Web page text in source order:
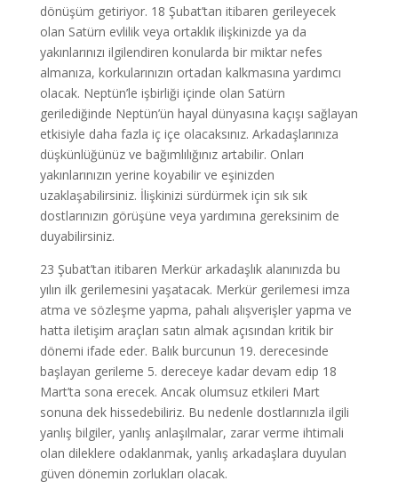
dönüşüm getiriyor. 18 Şubat’tan itibaren gerileyecek
olan Satürn evlilik veya ortaklık ilişkinizde ya da
yakınlarınızı ilgilendiren konularda bir miktar nefes
almanıza, korkularınızın ortadan kalkmasına yardımcı
olacak. Neptün’le işbirliği içinde olan Satürn
gerilediğinde Neptün’ün hayal dünyasına kaçışı sağlayan
etkisiyle daha fazla iç içe olacaksınız. Arkadaşlarınıza
düşkünlüğünüz ve bağımlılığınız artabilir. Onları
yakınlarınızın yerine koyabilir ve eşinizden
uzaklaşabilirsiniz. İlişkinizi sürdürmek için sık sık
dostlarınızın görüşüne veya yardımına gereksinim de
duyabilirsiniz.
23 Şubat’tan itibaren Merkür arkadaşlık alanınızda bu
yılın ilk gerilemesini yaşatacak. Merkür gerilemesi imza
atma ve sözleşme yapma, pahalı alışverişler yapma ve
hatta iletişim araçları satın almak açısından kritik bir
dönemi ifade eder. Balık burcunun 19. derecesinde
başlayan gerileme 5. dereceye kadar devam edip 18
Mart’ta sona erecek. Ancak olumsuz etkileri Mart
sonuna dek hissedebiliriz. Bu nedenle dostlarınızla ilgili
yanlış bilgiler, yanlış anlaşılmalar, zarar verme ihtimali
olan dileklere odaklanmak, yanlış arkadaşlara duyulan
güven dönemin zorlukları olacak.